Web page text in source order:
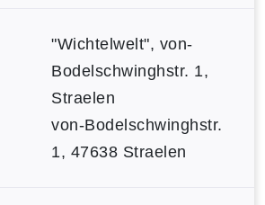
"Wichtelwelt", von-
Bodelschwinghstr. 1,
Straelen
von-Bodelschwinghstr.
1, 47638 Straelen